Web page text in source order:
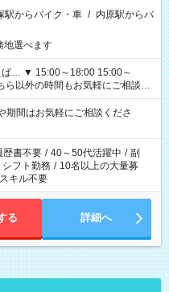
駅からバイク・車 / 内原駅からバ
選べます
間はお気軽にご相談くださ
歴書不要 / 40～50代活躍中 / 副
シフト勤務 / 10名以上の大量募
キル不要
る 詳細へ